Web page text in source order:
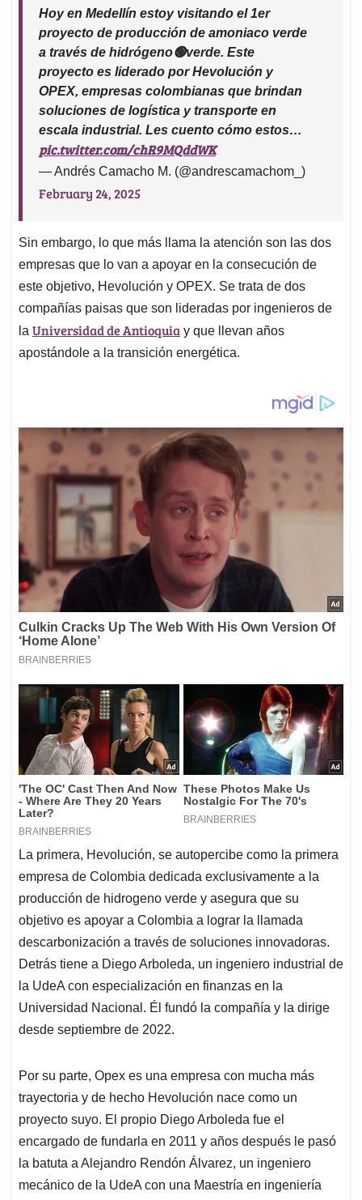
Hoy en Medellín estoy visitando el 1er
proyecto de producción de amoniaco verde
a través de hidrógeno🟢verde. Este
proyecto es liderado por Hevolución y
OPEX, empresas colombianas que brindan
soluciones de logística y transporte en
escala industrial. Les cuento cómo estos…
pic.twitter.com/chR9MQddWK
— Andrés Camacho M. (@andrescamachom_)
February 24, 2025
Sin embargo, lo que más llama la atención son las dos
empresas que lo van a apoyar en la consecución de
este objetivo, Hevolución y OPEX. Se trata de dos
compañías paisas que son lideradas por ingenieros de
la Universidad de Antioquia y que llevan años
apostándole a la transición energética.
La primera, Hevolución, se autopercibe como la primera
empresa de Colombia dedicada exclusivamente a la
producción de hidrogeno verde y asegura que su
objetivo es apoyar a Colombia a lograr la llamada
descarbonización a través de soluciones innovadoras.
Detrás tiene a Diego Arboleda, un ingeniero industrial de
la UdeA con especialización en finanzas en la
Universidad Nacional. Él fundó la compañía y la dirige
desde septiembre de 2022.
Por su parte, Opex es una empresa con mucha más
trayectoria y de hecho Hevolución nace como un
proyecto suyo. El propio Diego Arboleda fue el
encargado de fundarla en 2011 y años después le pasó
la batuta a Alejandro Rendón Álvarez, un ingeniero
mecánico de la UdeA con una Maestría en ingeniería